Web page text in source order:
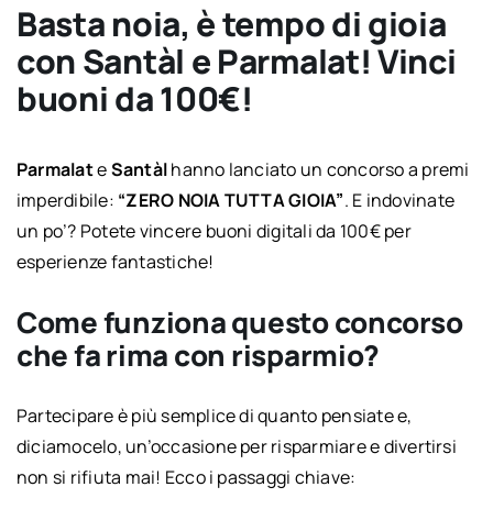
Basta noia, è tempo di gioia
con Santàl e Parmalat! Vinci
buoni da 100€!
ParmalateSantàlhanno lanciato un concorso a premi
imperdibile: “ZERO NOIA TUTTA GIOIA”. E indovinate
un po’? Potete vincere buoni digitali da 100€ per
esperienze fantastiche!
Come funziona questo concorso
che fa rima con risparmio?
Partecipare è più semplice di quanto pensiate e,
diciamocelo, un’occasione per risparmiare e divertirsi
non si rifiuta mai! Ecco i passaggi chiave: